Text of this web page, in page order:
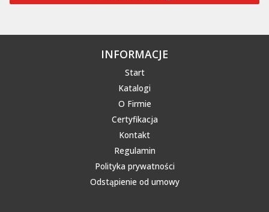
INFORMACJE
Start
Katalogi
O Firmie
Certyfikacja
Kontakt
Regulamin
Polityka prywatności
Odstąpienie od umowy